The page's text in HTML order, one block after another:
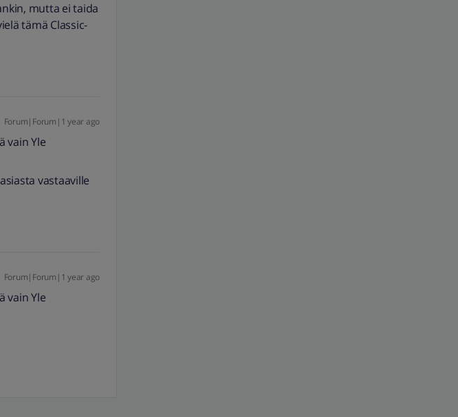
mutta ei taida
tämä Classic-
Forum|Forum|1 year ago
vain Yle
vastaaville
Forum|Forum|1 year ago
vain Yle